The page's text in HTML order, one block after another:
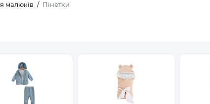
малюків Пінетки